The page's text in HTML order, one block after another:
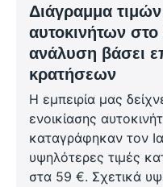
Διάγραμμα τιμών
αυτοκινήτων
ανάλυση βάσει
κρατήσεων
Η εμπειρία μας
ενοικίασης
καταγράφηκαν τον
υψηλότερες τιμές
στα 59 €. Σχετικά